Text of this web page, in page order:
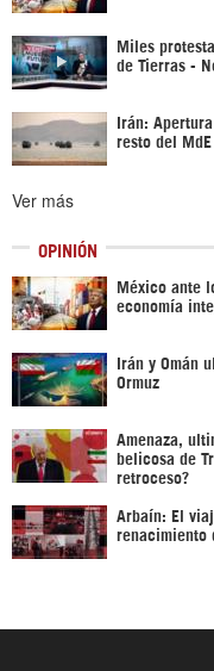
Miles
de Tierras -
Irán:
resto del MdE
Ver más
OPINIÓN
México ante
economía
Irán y Omán
Ormuz
Amenaza,
belicosa de
retroceso?
Arbaín: El
renacimiento